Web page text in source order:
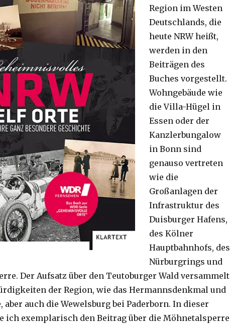
Region im Westen
Deutschlands, die
heute NRW heißt,
werden in den
Beiträgen des
Buches vorgestellt.
Wohngebäude wie
die Villa-Hügel in
Essen oder der
Kanzlerbungalow
in Bonn sind
genauso vertreten
wie die
Großanlagen der
Infrastruktur des
Duisburger Hafens,
des Kölner
Hauptbahnhofs, des
Nürburgrings und
Der Aufsatz über den Teutoburger Wald versammelt
der Region, wie das Hermannsdenkmal und
aber auch die Wewelsburg bei Paderborn. In dieser
ich exemplarisch den Beitrag über die Möhnetalsperre